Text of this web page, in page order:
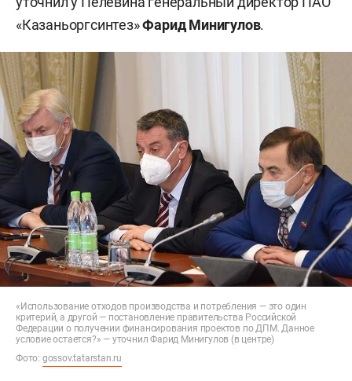
«Казаньоргсинтез»Фарид Минигулов.
«Использование отходов производства и потребления — это один
критерий, а другой — постановление правительства Российской
Федерации о получении финансирования проектов по ДПМ. Данное
условие остается?» — уточнил Фарид Минигулов (в центре)
Фото: gossov.tatarstan.ru